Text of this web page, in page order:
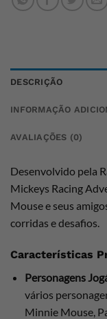
DESCRIÇÃO
INFORMAÇÃO
AVALIAÇÕES (0)
Desenvolvido pela
Mickeys Racing
Mouse e seus
corridas e desafios.
Características
Personagens
vários
Minnie Mouse,